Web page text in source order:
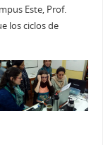
Este, Prof.
los ciclos de